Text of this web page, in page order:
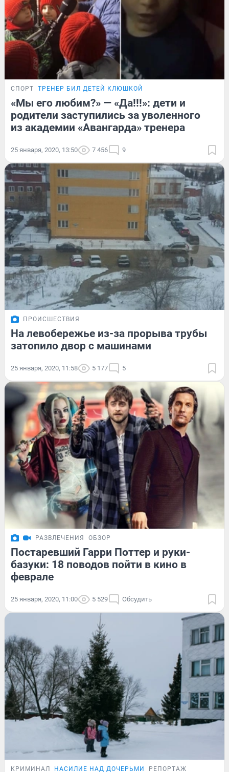
СПОРТ ТРЕНЕР БИЛ ДЕТЕЙ КЛЮШКОЙ
«Мы его любим?» — «Да!!!»: дети и
родители заступились за уволенного
из академии «Авангарда» тренера
25 января, 2020, 13:50 7 456 9
ПРОИСШЕСТВИЯ
На левобережье из-за прорыва трубы
затопило двор с машинами
25 января, 2020, 11:58 5 177 5
РАЗВЛЕЧЕНИЯ ОБЗОР
Постаревший Гарри Поттер и руки-
базуки: 18 поводов пойти в кино в
феврале
25 января, 2020, 11:00 5 529 Обсудить
КРИМИНАЛ НАСИЛИЕ НАД ДОЧЕРЬМИ РЕПОРТАЖ